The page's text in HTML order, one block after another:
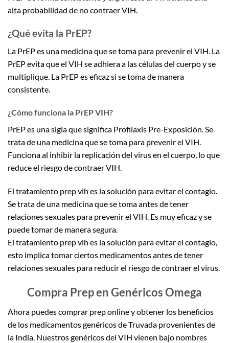
alta probabilidad de no contraer VIH.
¿Qué evita la PrEP?
La PrEP es una medicina que se toma para prevenir el VIH. La
PrEP evita que el VIH se adhiera a las células del cuerpo y se
multiplique. La PrEP es eficaz si se toma de manera
consistente.
¿Cómo funciona la PrEP VIH?
PrEP es una sigla que significa Profilaxis Pre-Exposición. Se
trata de una medicina que se toma para prevenir el VIH.
Funciona al inhibir la replicación del virus en el cuerpo, lo que
reduce el riesgo de contraer VIH.
El tratamiento prep vih es la solución para evitar el contagio.
Se trata de una medicina que se toma antes de tener
relaciones sexuales para prevenir el VIH. Es muy eficaz y se
puede tomar de manera segura.
El tratamiento prep vih es la solución para evitar el contagio,
esto implica tomar ciertos medicamentos antes de tener
relaciones sexuales para reducir el riesgo de contraer el virus.
Compra Prep en Genéricos Omega
Ahora puedes comprar prep online y obtener los beneficios
de los medicamentos genéricos de Truvada provenientes de
la India. Nuestros genéricos del VIH vienen bajo nombres